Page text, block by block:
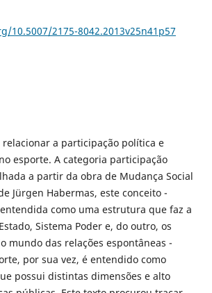
10.5007/2175-8042.2013v25n41p57
relacionar a participação política e
esporte. A categoria participação
a partir da obra de Mudança Social
Jürgen Habermas, este conceito -
como uma estrutura que faz a
Sistema Poder e, do outro, os
mundo das relações espontâneas -
por sua vez, é entendido como
possui distintas dimensões e alto